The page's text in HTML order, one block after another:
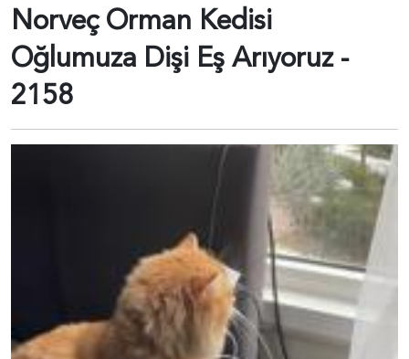
Norveç Orman Kedisi
Oğlumuza Dişi Eş Arıyoruz -
2158